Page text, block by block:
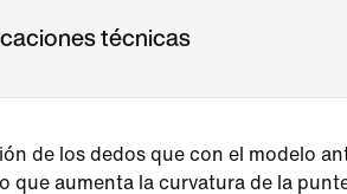
técnicas
de los dedos que con el modelo
que aumenta la curvatura de la